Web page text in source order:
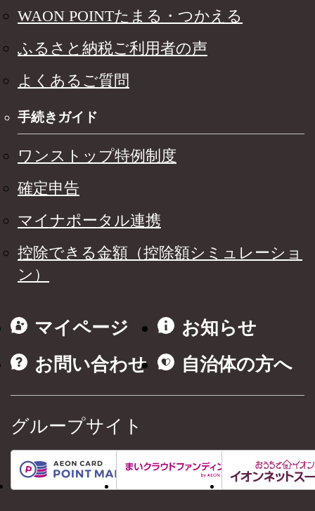
WAON POINTたまる・つかえる
ふるさと納税ご利用者の声
よくあるご質問
手続きガイド
ワンストップ特例制度
確定申告
マイナポータル連携
控除できる金額（控除額シミュレーショ
ン）
マイページ
お知らせ
お問い合わせ
自治体の方へ
グループサイト